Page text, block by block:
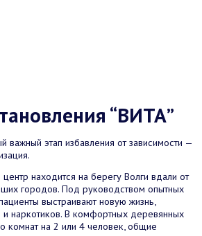
“ВИТА”
важный этап избавления от зависимости —
находится на берегу Волги вдали от
городов. Под руководством опытных
выстраивают новую жизнь,
наркотиков. В комфортных деревянных
комнат на 2 или 4 человек, общие